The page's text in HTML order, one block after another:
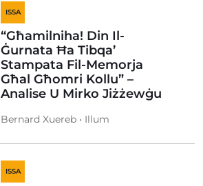
ISSA
“Għamilniha! Din Il-
Ġurnata Ħa Tibqa’
Stampata Fil-Memorja
Għal Għomri Kollu” –
Analise U Mirko Jiżżewġu
Bernard Xuereb • Illum
ISSA